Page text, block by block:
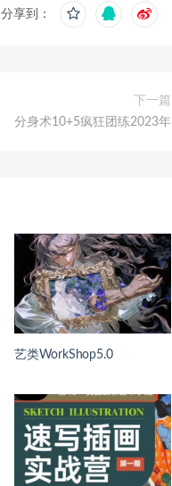
分享到：
下一篇
分身术10+5疯狂团练2023年
艺类WorkShop5.0